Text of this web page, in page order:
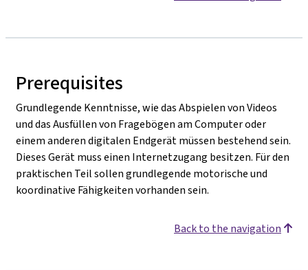
Prerequisites
Grundlegende Kenntnisse, wie das Abspielen von Videos
und das Ausfüllen von Fragebögen am Computer oder
einem anderen digitalen Endgerät müssen bestehend sein.
Dieses Gerät muss einen Internetzugang besitzen. Für den
praktischen Teil sollen grundlegende motorische und
koordinative Fähigkeiten vorhanden sein.
Back to the navigation